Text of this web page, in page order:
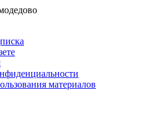
материалов